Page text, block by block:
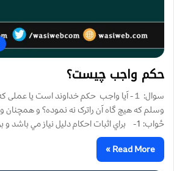
حکم واجب چیست؟
سوال: １- آیا واجب حکم خداوند است یا
وسلم که هیچ گاه آن راترک نه نموده؟ و همچنان
ځواب: 1- براي اثبات احكام دليل نياز مي باشد و براي اثبات احكام
Read More »